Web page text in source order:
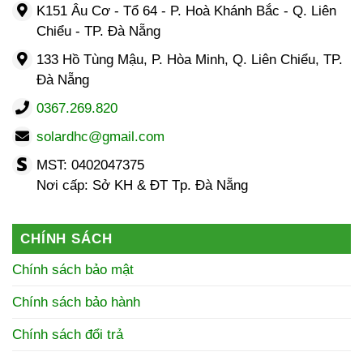
K151 Âu Cơ - Tổ 64 - P. Hoà Khánh Bắc - Q. Liên
Chiểu - TP. Đà Nẵng
133 Hồ Tùng Mậu, P. Hòa Minh, Q. Liên Chiểu, TP.
Đà Nẵng
0367.269.820
solardhc@gmail.com
MST: 0402047375
Nơi cấp: Sở KH & ĐT Tp. Đà Nẵng
CHÍNH SÁCH
Chính sách bảo mật
Chính sách bảo hành
Chính sách đổi trả